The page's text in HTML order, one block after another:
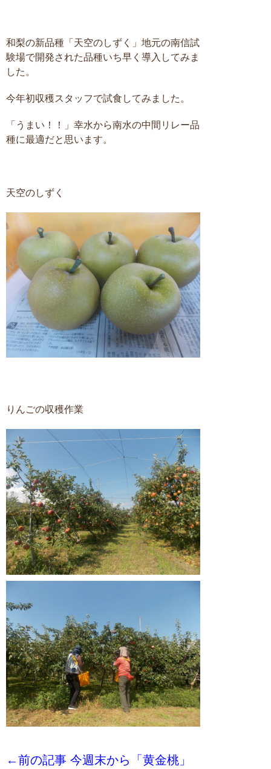
和梨の新品種「天空のしずく」地元の南信試
験場で開発された品種いち早く導入してみま
した。
今年初収穫スタッフで試食してみました。
「うまい！！」幸水から南水の中間リレー品
種に最適だと思います。
天空のしずく
りんごの収穫作業
←前の記事 今週末から「黄金桃」